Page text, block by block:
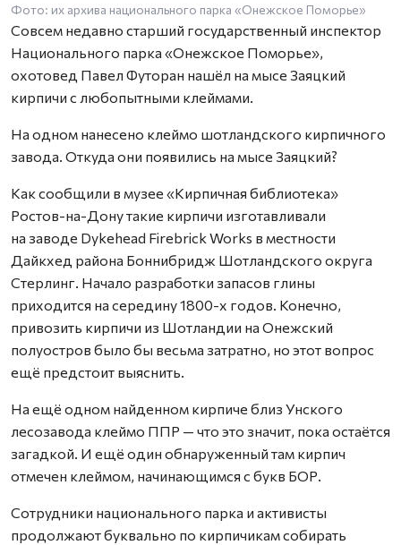
Фото: их архива национального парка «Онежское Поморье»
Совсем недавно старший государственный инспектор
Национального парка «Онежское Поморье»,
охотовед Павел Футоран нашёл на мысе Заяцкий
кирпичи с любопытными клеймами.
На одном нанесено клеймо шотландского кирпичного
завода. Откуда они появились на мысе Заяцкий?
Как сообщили в музее «Кирпичная библиотека»
Ростов-на-Дону такие кирпичи изготавливали
на заводе Dykehead Firebrick Works в местности
Дайкхед района Боннибридж Шотландского округа
Стерлинг. Начало разработки запасов глины
приходится на середину 1800-х годов. Конечно,
привозить кирпичи из Шотландии на Онежский
полуостров было бы весьма затратно, но этот вопрос
ещё предстоит выяснить.
На ещё одном найденном кирпиче близ Унского
лесозавода клеймо ППР — что это значит, пока остаётся
загадкой. И ещё один обнаруженный там кирпич
отмечен клеймом, начинающимся с букв БОР.
Сотрудники национального парка и активисты
продолжают буквально по кирпичикам собирать